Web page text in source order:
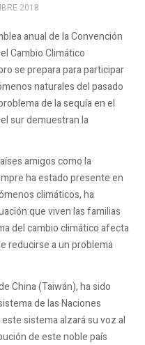
2018
anual de la Convención
Cambio Climático
se prepara para participar
naturales del pasado
de la sequía en el
sur demuestran la
amigos como la
ha estado presente en
climáticos, ha
que viven las familias
del cambio climático afecta
reducirse a un problema
China (Taiwán), ha sido
de las Naciones
sistema alzará su voz al
de este noble país